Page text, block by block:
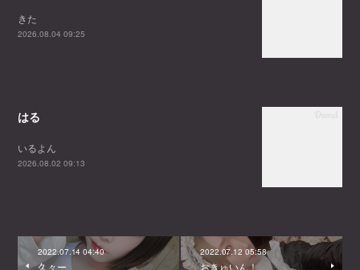
きた
2026.08.04 09:25
はる
いるよん
2026.08.02 09:13
2022.07.14 04:40
久々ー
2022.07.12 05:58
おきゅいん！